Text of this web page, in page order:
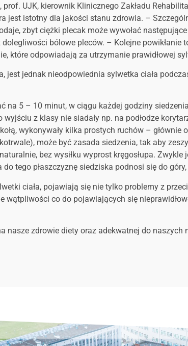
UJK, kierownik Klinicznego Zakładu
jest istotny dla jakości stanu zdrowia. –
zbyt ciężki plecak może wywołać
bólowe pleców. – Kolejne
które odpowiadają za utrzymanie prawidłowej
jednak nieodpowiednia sylwetka ciała
na 5 – 10 minut, w ciągu każdej godziny
z klasy nie siadały np. na podłodze
wykonywały kilka prostych ruchów –
może być zasada siedzenia, tak aby
bez wysiłku wyprost kręgosłupa.
tego płaszczyznę siedziska podnosi się do
ciała, pojawiają się nie tylko problemy z
wątpliwości co do pojawiających się
nasze zdrowie diety oraz adekwatnej do